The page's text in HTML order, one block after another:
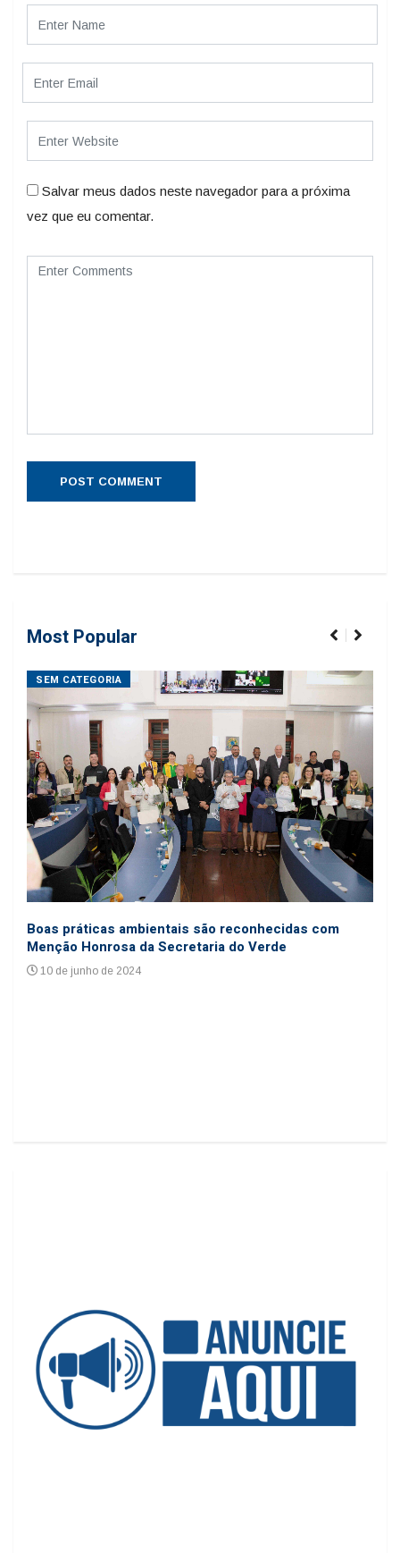
Salvar meus dados neste navegador para a próxima
vez que eu comentar.
Most Popular
SEM CATEGORIA
Boas práticas ambientais são reconhecidas com
Menção Honrosa da Secretaria do Verde
10 de junho de 2024